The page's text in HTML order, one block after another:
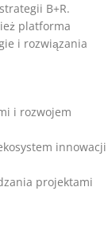
B+R.
platforma
i rozwiązania
i rozwojem
innowacji
projektami